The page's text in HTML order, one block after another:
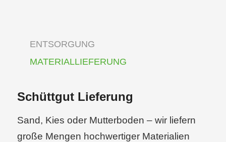
ENTSORGUNG
MATERIALLIEFERUNG
Schüttgut Lieferung
Sand, Kies oder Mutterboden – wir liefern
große Mengen hochwertiger Materialien